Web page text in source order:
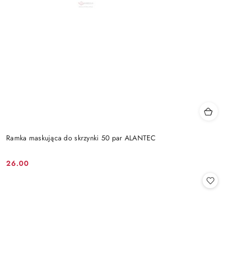
Ramka maskująca do skrzynki 50 par ALANTEC
Cena:
26.00